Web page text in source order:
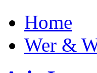
Home
Wer &